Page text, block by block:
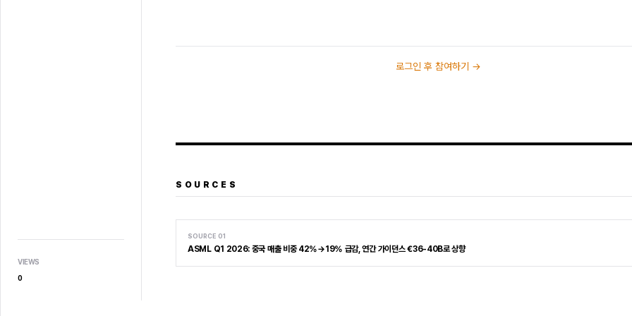
VIEWS
0
로그인 후 참여하기 →
SOURCES
SOURCE 01
ASML Q1 2026: 중국 매출 비중 42%→19% 급감, 연간 가이던스 €36-40B로 상향